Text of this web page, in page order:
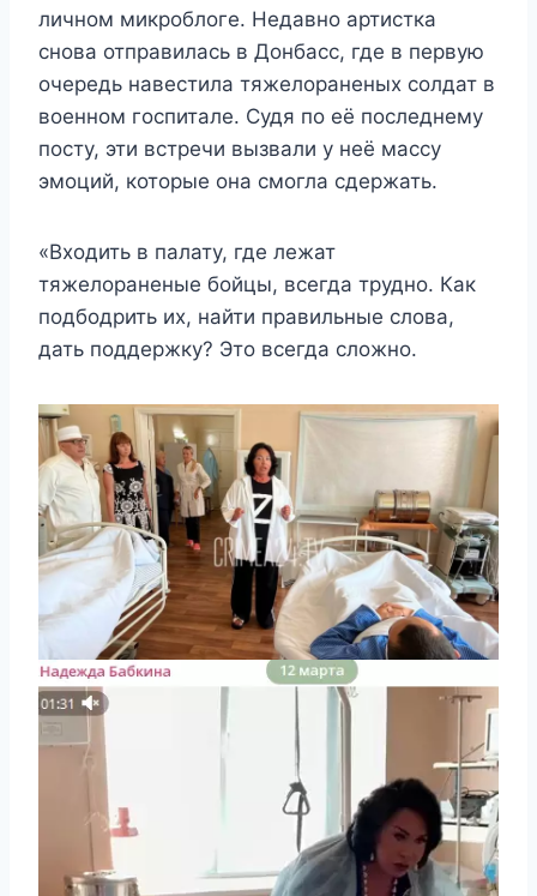
личном микроблоге. Недавно артистка
снова отправилась в Донбасс, где в первую
очередь навестила тяжелораненых солдат в
военном госпитале. Судя по её последнему
посту, эти встречи вызвали у неё массу
эмоций, которые она смогла сдержать.
«Входить в палату, где лежат
тяжелораненые бойцы, всегда трудно. Как
подбодрить их, найти правильные слова,
дать поддержку? Это всегда сложно.